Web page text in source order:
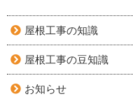
屋根工事の知識
屋根工事の豆知識
お知らせ